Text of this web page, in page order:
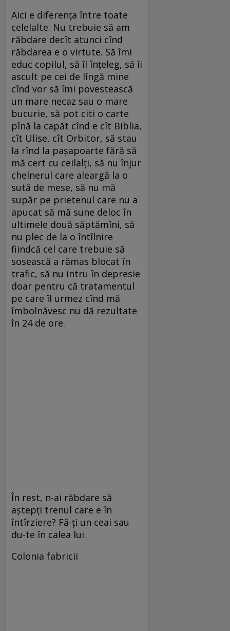
Aici e diferenţa între toate
celelalte. Nu trebuie să am
răbdare decît atunci cînd
răbdarea e o virtute. Să îmi
educ copilul, să îl înţeleg, să îi
ascult pe cei de lîngă mine
cînd vor să îmi povestească
un mare necaz sau o mare
bucurie, să pot citi o carte
pînă la capăt cînd e cît Biblia,
cît Ulise, cît Orbitor, să stau
la rînd la paşapoarte fără să
mă cert cu ceilalţi, să nu înjur
chelnerul care aleargă la o
sută de mese, să nu mă
supăr pe prietenul care nu a
apucat să mă sune deloc în
ultimele două săptămîni, să
nu plec de la o întîlnire
fiindcă cel care trebuie să
sosească a rămas blocat în
trafic, să nu intru în depresie
doar pentru că tratamentul
pe care îl urmez cînd mă
îmbolnăvesc nu dă rezultate
în 24 de ore.
În rest, n-ai răbdare să
aştepţi trenul care e în
întîrziere? Fă-ţi un ceai sau
du-te în calea lui.
Colonia fabricii